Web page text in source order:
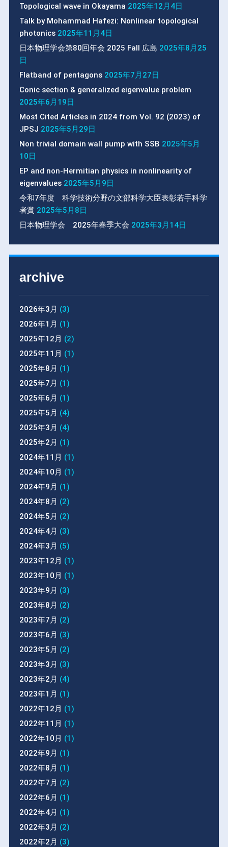
Topological wave in Okayama 2025年12月4日
Talk by Mohammad Hafezi: Nonlinear topological
photonics 2025年11月4日
日本物理学会第80回年会 2025 Fall 広島 2025年8月25
日
Flatband of pentagons 2025年7月27日
Conic section & generalized eigenvalue problem
2025年6月19日
Most Cited Articles in 2024 from Vol. 92 (2023) of
JPSJ 2025年5月29日
Non trivial domain wall pump with SSB 2025年5月
10日
EP and non-Hermitian physics in nonlinearity of
eigenvalues 2025年5月9日
令和7年度 科学技術分野の文部科学大臣表彰若手科学
者賞 2025年5月8日
日本物理学会 2025年春季大会 2025年3月14日
archive
2026年3月 (3)
2026年1月 (1)
2025年12月 (2)
2025年11月 (1)
2025年8月 (1)
2025年7月 (1)
2025年6月 (1)
2025年5月 (4)
2025年3月 (4)
2025年2月 (1)
2024年11月 (1)
2024年10月 (1)
2024年9月 (1)
2024年8月 (2)
2024年5月 (2)
2024年4月 (3)
2024年3月 (5)
2023年12月 (1)
2023年10月 (1)
2023年9月 (3)
2023年8月 (2)
2023年7月 (2)
2023年6月 (3)
2023年5月 (2)
2023年3月 (3)
2023年2月 (4)
2023年1月 (1)
2022年12月 (1)
2022年11月 (1)
2022年10月 (1)
2022年9月 (1)
2022年8月 (1)
2022年7月 (2)
2022年6月 (1)
2022年4月 (1)
2022年3月 (2)
2022年2月 (3)